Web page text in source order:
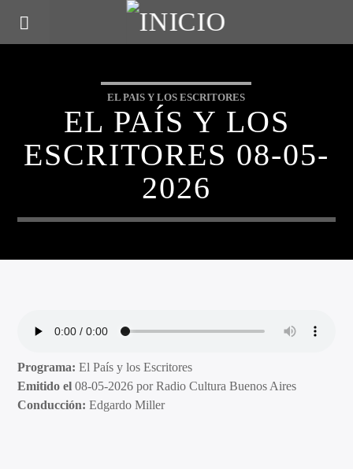
EL PAIS Y LOS ESCRITORES
EL PAÍS Y LOS
ESCRITORES 08-05-
2026
Programa: El País y los Escritores
Emitido el 08-05-2026 por Radio Cultura Buenos Aires
Conducción: Edgardo Miller